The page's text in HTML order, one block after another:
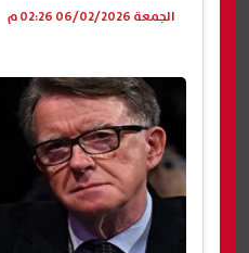
الجمعة 06/02/2026 02:26 م